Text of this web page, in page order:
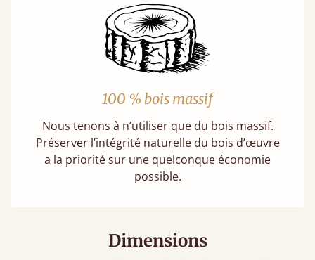
100 % bois massif
Nous tenons à n’utiliser que du bois massif.
Préserver l’intégrité naturelle du bois d’œuvre
a la priorité sur une quelconque économie
possible.
Dimensions